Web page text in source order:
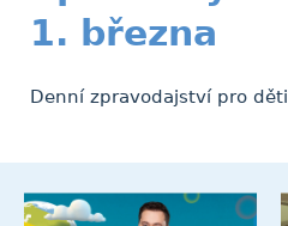
1. března
Denní zpravodajství pro děti